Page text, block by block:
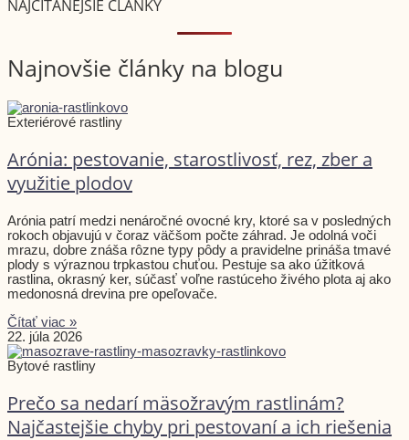
NAJČÍTANEJŠIE ČLÁNKY
Najnovšie články na blogu
Exteriérové rastliny
Arónia: pestovanie, starostlivosť, rez, zber a
využitie plodov
Arónia patrí medzi nenáročné ovocné kry, ktoré sa v posledných
rokoch objavujú v čoraz väčšom počte záhrad. Je odolná voči
mrazu, dobre znáša rôzne typy pôdy a pravidelne prináša tmavé
plody s výraznou trpkastou chuťou. Pestuje sa ako úžitková
rastlina, okrasný ker, súčasť voľne rastúceho živého plota aj ako
medonosná drevina pre opeľovače.
Čítať viac »
22. júla 2026
Bytové rastliny
Prečo sa nedarí mäsožravým rastlinám?
Najčastejšie chyby pri pestovaní a ich riešenia